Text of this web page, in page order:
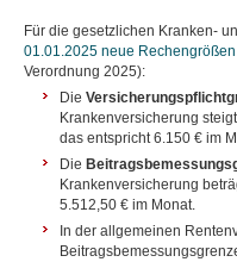
Für die gesetzlichen Kranken-
01.01.2025 neue Rechengrößen
Verordnung 2025):
Die
Krankenversicherung
das entspricht 6.150 € im
Die
Krankenversicherung
5.512,50 € im Monat.
In der allgemeinen